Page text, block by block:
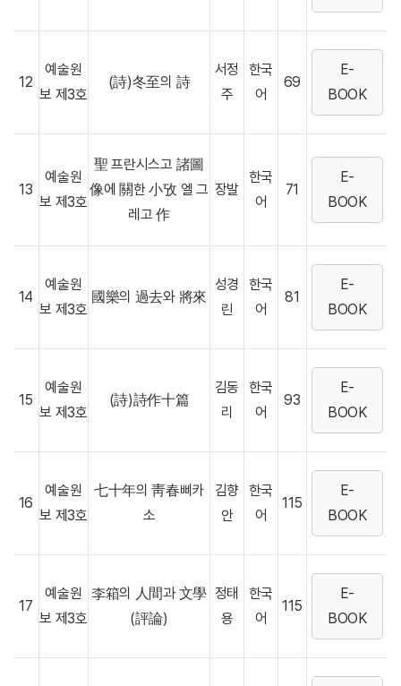
12
예술원
보 제3호
(詩)冬至의 詩
서정
주
한국
어
69
E-
BOOK
13
예술원
보 제3호
聖 프란시스고 諸圖
像에 關한 小攷 엘 그
레고 作
장발
한국
어
71
E-
BOOK
14
예술원
보 제3호
國樂의 過去와 將來
성경
린
한국
어
81
E-
BOOK
15
예술원
보 제3호
(詩)詩作十篇
김동
리
한국
어
93
E-
BOOK
16
예술원
보 제3호
七十年의 靑春삐카
소
김향
안
한국
어
115
E-
BOOK
17
예술원
보 제3호
李箱의 人間과 文學
(評論)
정태
용
한국
어
115
E-
BOOK